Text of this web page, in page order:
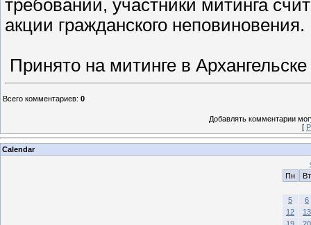
требований, участники митинга
акции гражданского неповиновения.
Принято на митинге в
Всего комментариев: 0
Добавлять комментарии
[
Calendar
Пн
Вт
5
6
12
13